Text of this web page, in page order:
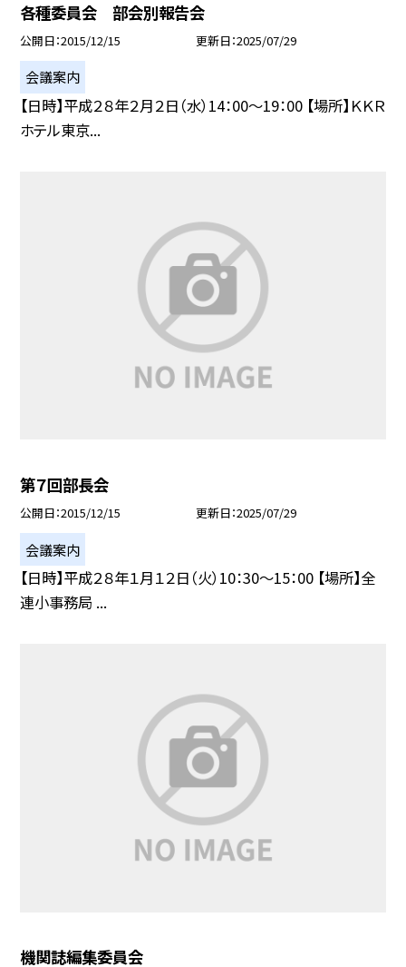
各種委員会 部会別報告会
公開日 2015/12/15 更新日 2025/07/29
会議案内
【日時】平成２８年２月２日（水）14：00〜19：00 【場所】ＫＫＲ
ホテル東京...
第７回部長会
公開日 2015/12/15 更新日 2025/07/29
会議案内
【日時】平成２８年１月１２日（火）10：30〜15：00 【場所】全
連小事務局 ...
機関誌編集委員会